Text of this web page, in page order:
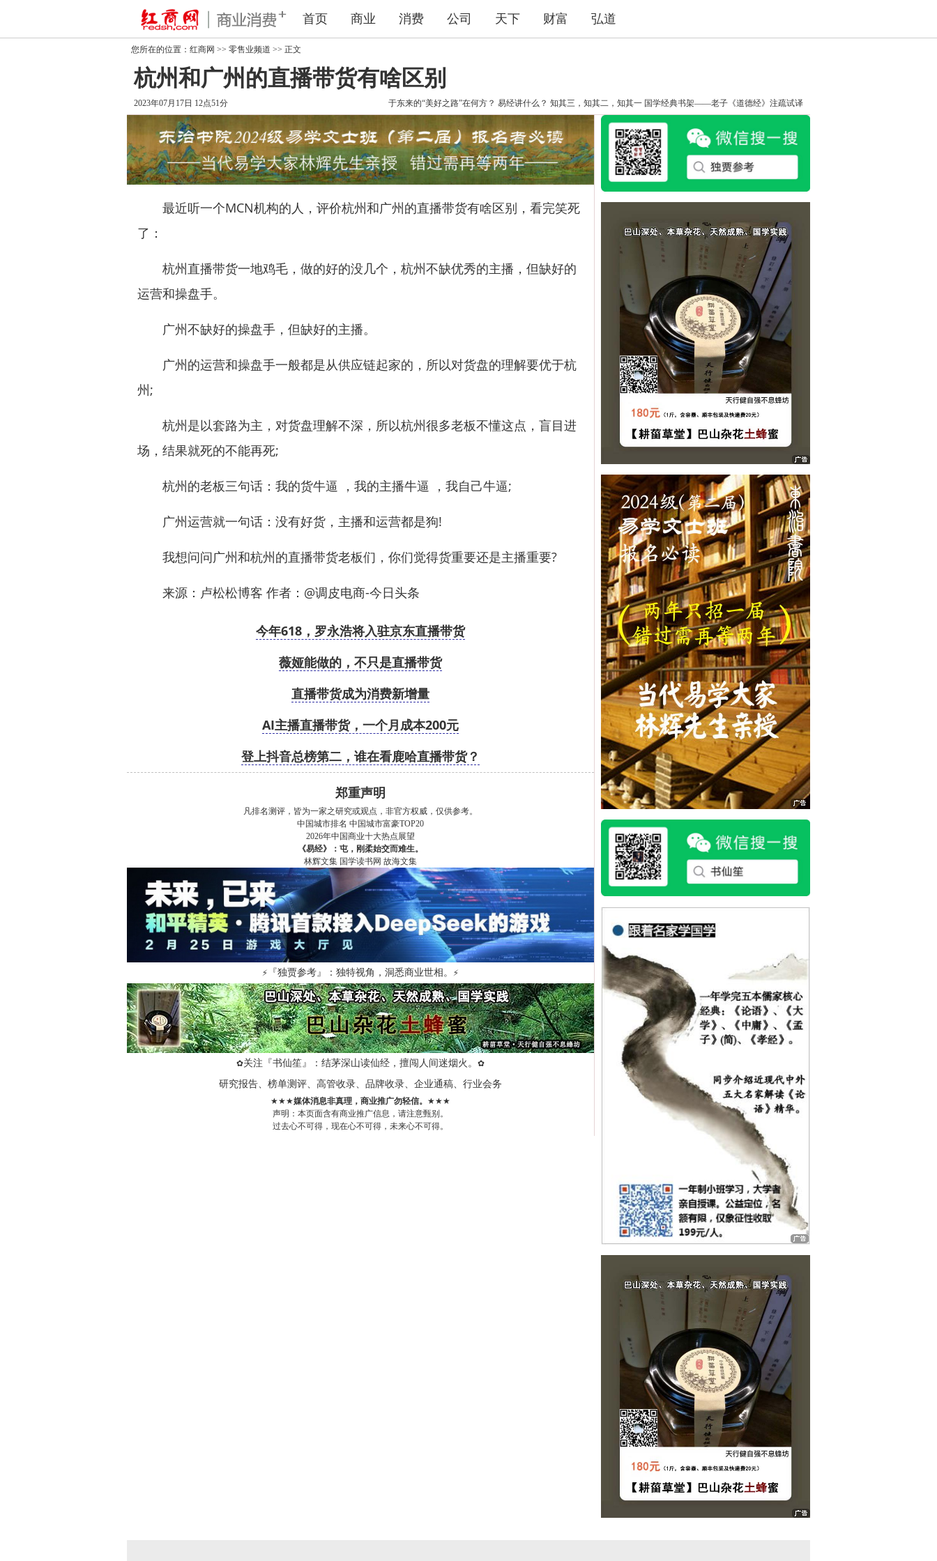
首页 商业 消费 公司 天下 财富 弘道
您所在的位置： 红商网 >> 零售业频道 >> 正文
杭州和广州的直播带货有啥区别
2023年07月17日 12点51分 于东来的“美好之路”在何方？ 易经讲什么？ 知其三，知其二，知其一 国学经典书架——老子《道德经》注疏试译
最近听一个MCN机构的人，评价杭州和广州的直播带货有啥区别，看完笑死
了：
杭州直播带货一地鸡毛，做的好的没几个，杭州不缺优秀的主播，但缺好的
运营和操盘手。
广州不缺好的操盘手，但缺好的主播。
广州的运营和操盘手一般都是从供应链起家的，所以对货盘的理解要优于杭
州;
杭州是以套路为主，对货盘理解不深，所以杭州很多老板不懂这点，盲目进
场，结果就死的不能再死;
杭州的老板三句话：我的货牛逼 ，我的主播牛逼 ，我自己牛逼;
广州运营就一句话：没有好货，主播和运营都是狗!
我想问问广州和杭州的直播带货老板们，你们觉得货重要还是主播重要?
来源：卢松松博客 作者：@调皮电商-今日头条
今年618，罗永浩将入驻京东直播带货
薇娅能做的，不只是直播带货
直播带货成为消费新增量
AI主播直播带货，一个月成本200元
登上抖音总榜第二，谁在看鹿哈直播带货？
郑重声明
凡排名测评，皆为一家之研究或观点，非官方权威，仅供参考。
中国城市排名 中国城市富豪TOP20
2026年中国商业十大热点展望
《易经》：屯，刚柔始交而难生。
林辉文集 国学读书网 故海文集
⚡ 『独贾参考』：独特视角，洞悉商业世相。 ⚡
✿关注『书仙笙』：结茅深山读仙经，擅闯人间迷烟火。 ✿
研究报告、榜单测评、高管收录、品牌收录、企业通稿、行业会务
★★★媒体消息非真理，商业推广勿轻信。 ★★★
声明：本页面含有商业推广信息，请注意甄别。
过去心不可得，现在心不可得，未来心不可得。